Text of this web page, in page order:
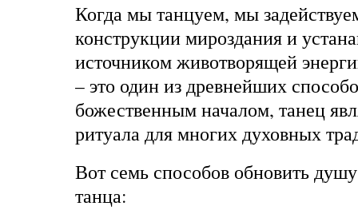
Когда мы танцуем, мы
конструкции мироздания и
источником животворящей
– это один из древнейших
божественным началом, танец
ритуала для многих духовных
Вот семь способов обновить
танца: